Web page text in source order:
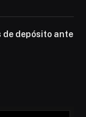
de depósito ante